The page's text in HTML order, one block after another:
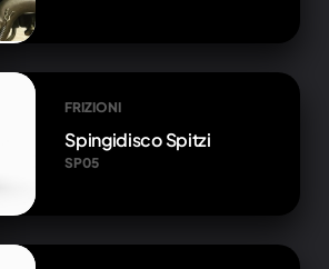
FRIZIONI
Spingidisco Spitzi
SP05